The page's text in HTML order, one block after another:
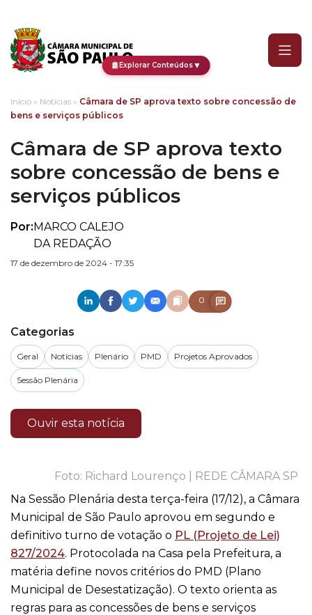
Explorar Conteúdos▼
Início » Notícias » Câmara de SP aprova texto sobre concessão de
bens e serviços públicos
Câmara de SP aprova texto
sobre concessão de bens e
serviços públicos
Por:MARCO CALEJO
DA REDAÇÃO
17 de dezembro de 2024 - 17:35
0
Categorias
Geral Notícias Plenário PMD Projetos Aprovados
Sessão Plenária
Ouvir esta notícia
Richard Lourenço | REDE CÂMARA SP
Na Sessão Plenária desta terça-feira (17/12), a Câmara
Municipal de São Paulo aprovou em segundo e
definitivo turno de votação o PL (Projeto de Lei)
827/2024. Protocolada na Casa pela Prefeitura, a
matéria define novos critérios do PMD (Plano
Municipal de Desestatização). O texto orienta as
regras para as concessões de bens e serviços